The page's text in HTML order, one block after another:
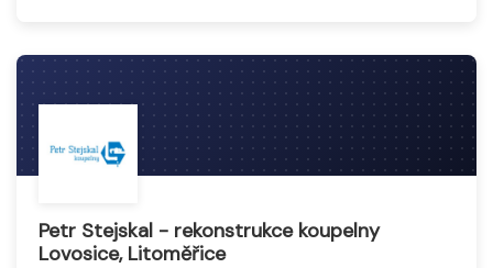
Petr Stejskal - rekonstrukce koupelny
Lovosice, Litoměřice